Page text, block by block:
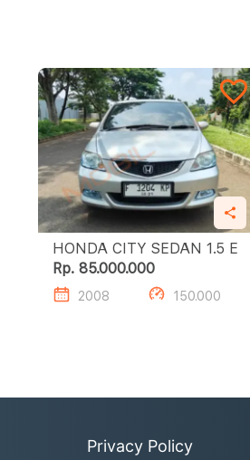
HONDA CITY SEDAN 1.5 E
Rp. 85.000.000
2008 150.000
Privacy Policy